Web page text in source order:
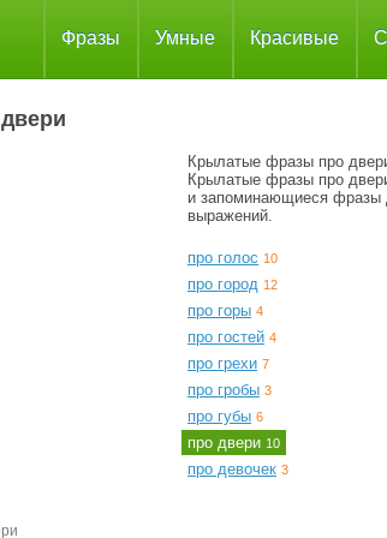
Фразы Умные Красивые
Крылатые фразы про
Крылатые фразы про
и запоминающиеся фразы
выражений.
про голос 10
про город 12
про горы 4
про гостей 4
про грехи 7
про гробы 3
про губы 6
про двери 10
про девочек 3